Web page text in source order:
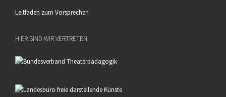
Leitfaden zum Vorsprechen
HIER SIND WIR VERTRETEN